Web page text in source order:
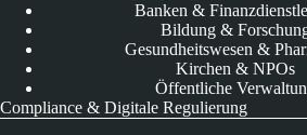
Banken &
Bildung &
Gesundheitswesen &
Kirchen & NPOs
Öffentliche
Compliance & Digitale Regulierung